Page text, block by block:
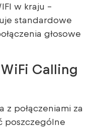
w kraju –
standardowe
głosowe
Calling
z połączeniami za
poszczególne